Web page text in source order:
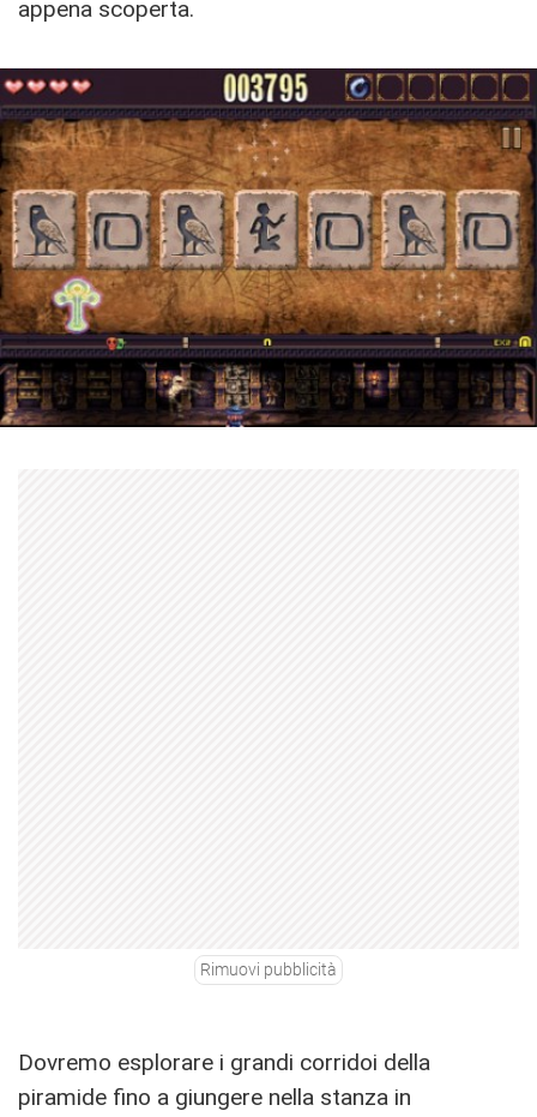
appena scoperta.
Rimuovi pubblicità
Dovremo esplorare i grandi corridoi della
piramide fino a giungere nella stanza in